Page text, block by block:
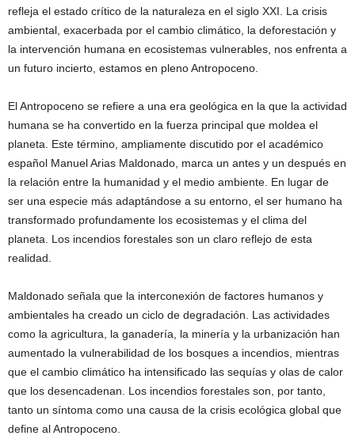
refleja el estado crítico de la naturaleza en el siglo XXI. La crisis
ambiental, exacerbada por el cambio climático, la deforestación y
la intervención humana en ecosistemas vulnerables, nos enfrenta a
un futuro incierto, estamos en pleno Antropoceno.
El Antropoceno se refiere a una era geológica en la que la actividad
humana se ha convertido en la fuerza principal que moldea el
planeta. Este término, ampliamente discutido por el académico
español Manuel Arias Maldonado, marca un antes y un después en
la relación entre la humanidad y el medio ambiente. En lugar de
ser una especie más adaptándose a su entorno, el ser humano ha
transformado profundamente los ecosistemas y el clima del
planeta. Los incendios forestales son un claro reflejo de esta
realidad.
Maldonado señala que la interconexión de factores humanos y
ambientales ha creado un ciclo de degradación. Las actividades
como la agricultura, la ganadería, la minería y la urbanización han
aumentado la vulnerabilidad de los bosques a incendios, mientras
que el cambio climático ha intensificado las sequías y olas de calor
que los desencadenan. Los incendios forestales son, por tanto,
tanto un síntoma como una causa de la crisis ecológica global que
define al Antropoceno.